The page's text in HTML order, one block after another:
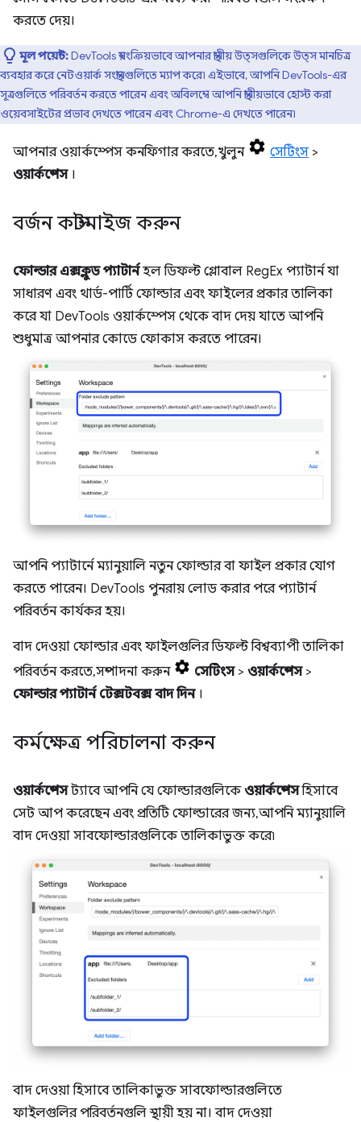
করতে দেয়।
মূল পয়েন্ট:DevTools স্বয়ংক্রিয়ভাবে আপনার স্থানীয় উত্সগুলিকে উত্স মানচিত্র
ব্যবহার করে নেটওয়ার্ক সংস্থানগুলিতে ম্যাপ করে৷ এইভাবে, আপনি DevTools-এর
সূত্রগুলিতে পরিবর্তন করতে পারেন এবং অবিলম্বে আপনি স্থানীয়ভাবে হোস্ট করা
ওয়েবসাইটের প্রভাব দেখতে পারেন এবং Chrome-এ দেখতে পারেন৷
আপনার ওয়ার্কস্পেস কনফিগার করতে, খুলুন সেটিংস >
ওয়ার্কস্পেস।
বর্জন কাস্টমাইজ করুন
ফোল্ডার এক্সক্লুড প্যাটার্নহল ডিফল্ট গ্লোবাল RegEx প্যাটার্ন যা
সাধারণ এবং থার্ড-পার্টি ফোল্ডার এবং ফাইলের প্রকার তালিকা
করে যা DevTools ওয়ার্কস্পেস থেকে বাদ দেয় যাতে আপনি
শুধুমাত্র আপনার কোডে ফোকাস করতে পারেন।
আপনি প্যাটার্নে ম্যানুয়ালি নতুন ফোল্ডার বা ফাইল প্রকার যোগ
করতে পারেন। DevTools পুনরায় লোড করার পরে প্যাটার্ন
পরিবর্তন কার্যকর হয়।
বাদ দেওয়া ফোল্ডার এবং ফাইলগুলির ডিফল্ট বিশ্বব্যাপী তালিকা
পরিবর্তন করতে, সম্পাদনা করুন
সেটিংস> ওয়ার্কস্পেস>
ফোল্ডার প্যাটার্ন টেক্সটবক্স বাদ দিন।
কর্মক্ষেত্র পরিচালনা করুন
ওয়ার্কস্পেসট্যাবে আপনি যে ফোল্ডারগুলিকেওয়ার্কস্পেসহিসাবে
সেট আপ করেছেন এবং প্রতিটি ফোল্ডারের জন্য, আপনি ম্যানুয়ালি
বাদ দেওয়া সাবফোল্ডারগুলিকে তালিকাভুক্ত করে৷
বাদ দেওয়া হিসাবে তালিকাভুক্ত সাবফোল্ডারগুলিতে
ফাইলগুলির পরিবর্তনগুলি স্থায়ী হয় না। বাদ দেওয়া